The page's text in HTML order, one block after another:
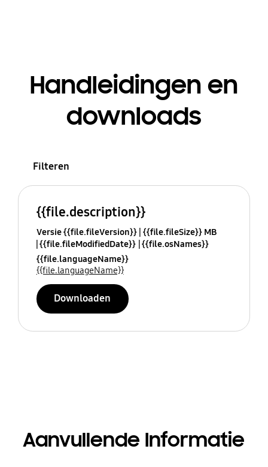
Handleidingen en
downloads
Filteren
{{file.description}}
Versie {{file.fileVersion}} {{file.fileSize}} MB
{{file.fileModifiedDate}} {{file.osNames}}
{{file.languageName}}
{{file.languageName}}
Downloaden
Aanvullende Informatie